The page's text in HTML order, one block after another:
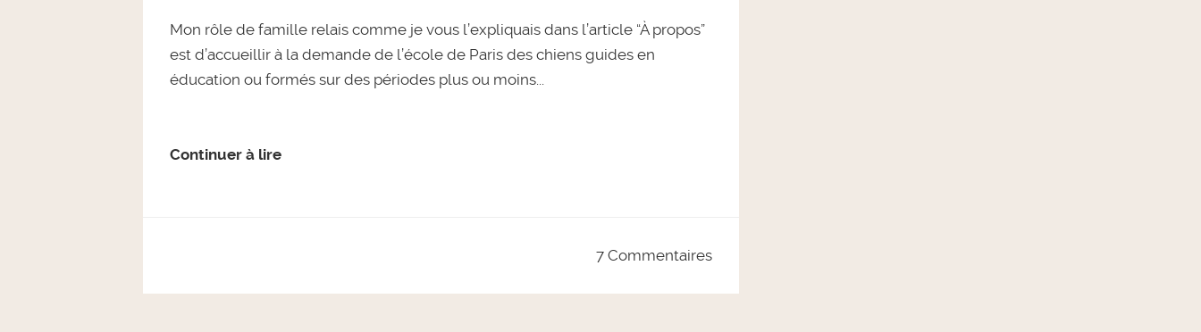
Mon rôle de famille relais comme je vous l’expliquais dans l’article “À propos”
est d’accueillir à la demande de l’école de Paris des chiens guides en
éducation ou formés sur des périodes plus ou moins...
Continuer à lire
7 Commentaires